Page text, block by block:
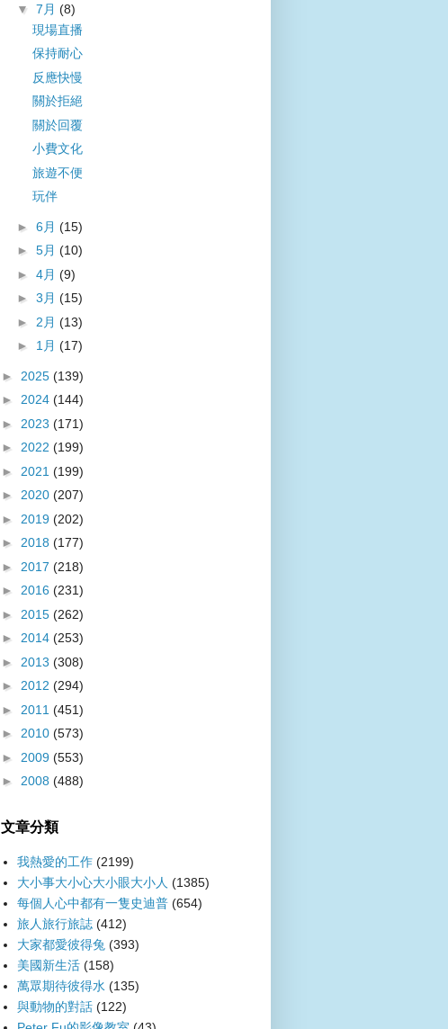
▼ 7月 (8)
現場直播
保持耐心
反應快慢
關於拒絕
關於回覆
小費文化
旅遊不便
玩伴
► 6月 (15)
► 5月 (10)
► 4月 (9)
► 3月 (15)
► 2月 (13)
► 1月 (17)
► 2025 (139)
► 2024 (144)
► 2023 (171)
► 2022 (199)
► 2021 (199)
► 2020 (207)
► 2019 (202)
► 2018 (177)
► 2017 (218)
► 2016 (231)
► 2015 (262)
► 2014 (253)
► 2013 (308)
► 2012 (294)
► 2011 (451)
► 2010 (573)
► 2009 (553)
► 2008 (488)
文章分類
我熱愛的工作 (2199)
大小事大小心大小眼大小人 (1385)
每個人心中都有一隻史迪普 (654)
旅人旅行旅誌 (412)
大家都愛彼得兔 (393)
美國新生活 (158)
萬眾期待彼得水 (135)
與動物的對話 (122)